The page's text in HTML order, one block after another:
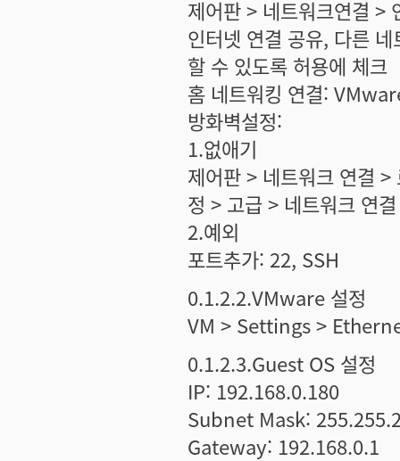
제어판 > 네트워크연결 >
인터넷 연결 공유, 다른
할 수 있도록 허용에 체크
홈 네트워킹 연결:
방화벽설정:
1.없애기
제어판 > 네트워크 연결
정 > 고급 > 네트워크 연
2.예외
포트추가: 22, SSH
0.1.2.2.VMware 설정
VM > Settings >
0.1.2.3.Guest OS 설정
IP: 192.168.0.180
Subnet Mask:
Gateway: 192.168.0.1